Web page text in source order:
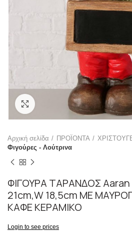
Click to enlarge
Αρχική σελίδα ΠΡΟΪΟΝΤΑ
Φιγούρες - Λούτρινα
ΦΙΓΟΥΡΑ ΤΑΡΑΝΔΟΣ Aaran
21cm,W 18,5cm ΜΕ
ΚΑΦΕ ΚΕΡΑΜΙΚΟ
Login to see prices